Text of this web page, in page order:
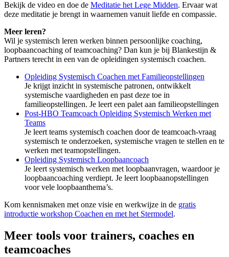
Bekijk de video en doe de Meditatie het Lege Midden. Ervaar wat
deze meditatie je brengt in waarnemen vanuit liefde en compassie.
Meer leren?
Wil je systemisch leren werken binnen persoonlijke coaching,
loopbaancoaching of teamcoaching? Dan kun je bij Blankestijn &
Partners terecht in een van de opleidingen systemisch coachen.
Opleiding Systemisch Coachen met Familieopstellingen
Je krijgt inzicht in systemische patronen, ontwikkelt
systemische vaardigheden en past deze toe in
familieopstellingen. Je leert een palet aan familieopstellingen
Post-HBO Teamcoach Opleiding Systemisch Werken met
Teams
Je leert teams systemisch coachen door de teamcoach-vraag
systemisch te onderzoeken, systemische vragen te stellen en te
werken met teamopstellingen.
Opleiding Systemisch Loopbaancoach
Je leert systemisch werken met loopbaanvragen, waardoor je
loopbaancoaching verdiept. Je leert loopbaanopstellingen
voor vele loopbaanthema’s.
Kom kennismaken met onze visie en werkwijze in de gratis
introductie workshop Coachen en met het Stermodel.
Meer tools voor trainers, coaches en
teamcoaches